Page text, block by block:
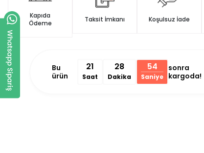
Kapıda
Ödeme
Taksit İmkanı Koşulsuz İade
Bu
ürün
21
Saat
28
Dakika
53
Saniye
sonra
kargoda!